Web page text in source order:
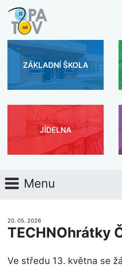
ZÁKLADNÍ ŠKOLA
JÍDELNA
Menu
20. 05. 2026
TECHNOhrátky
Ve středu 13. května se